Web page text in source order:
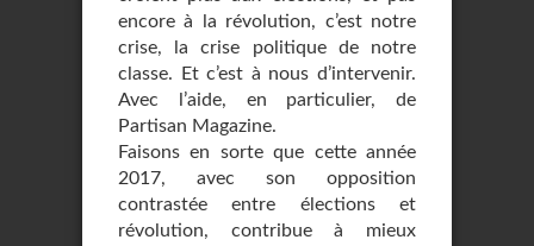
encore à la révolution, c’est notre
crise, la crise politique de notre
classe. Et c’est à nous d’intervenir.
Avec l’aide, en particulier, de
Partisan Magazine.
Faisons en sorte que cette année
2017, avec son opposition
contrastée entre élections et
révolution, contribue à mieux